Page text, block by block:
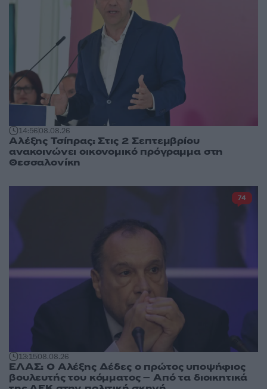
14:5608.08.26
Αλέξης Τσίπρας: Στις 2 Σεπτεμβρίου
ανακοινώνει οικονομικό πρόγραμμα στη
Θεσσαλονίκη
13:1508.08.26
ΕΛΑΣ: Ο Αλέξης Δέδες ο πρώτος υποψήφιος
βουλευτής του κόμματος – Από τα διοικητικά
74